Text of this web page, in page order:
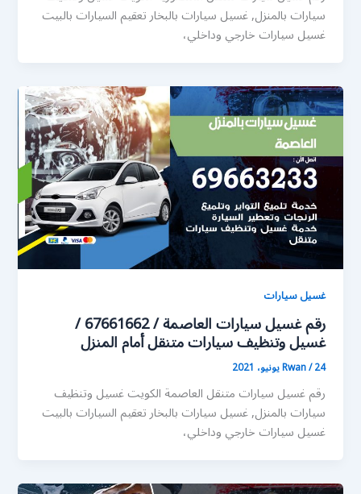
سيارات بالمنزل, غسيل سيارات بالبخار تعقيم السيارات بالبيت
غسيل سيارات خارجي وداخلي،
غسيل سيارات
رقم غسيل سيارات العاصمة / 67661662 /
غسيل وتنظيف سيارات متنقل أمام المنزل
Rwan/24 يونيو، 2021
رقم غسيل سيارات متنقل العاصمة الكويت غسيل وتنظيف
سيارات بالمنزل, غسيل سيارات بالبخار تعقيم السيارات بالبيت
غسيل سيارات خارجي وداخلي،